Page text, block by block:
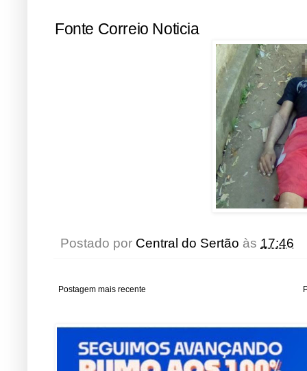
Fonte Correio Noticia
Postado por Central do Sertão às 17:46
Postagem mais recente